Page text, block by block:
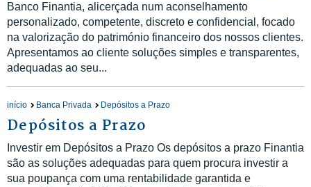
Banco Finantia, alicerçada num aconselhamento
personalizado, competente, discreto e confidencial, focado
na valorização do património financeiro dos nossos clientes.
Apresentamos ao cliente soluções simples e transparentes,
adequadas ao seu...
início Banca Privada Depósitos a Prazo
Depósitos a Prazo
Investir em Depósitos a Prazo Os depósitos a prazo Finantia
são as soluções adequadas para quem procura investir a
sua poupança com uma rentabilidade garantida e